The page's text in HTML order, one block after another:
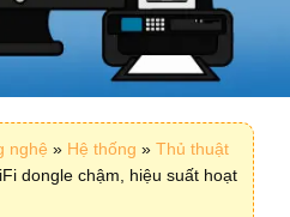
nghệ » Hệ thống » Thủ thuật
dongle chậm, hiệu suất hoạt